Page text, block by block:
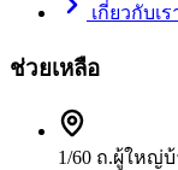
เกี่ยวกับเร
ช่วยเหลือ
1/60 ถ.ผู้ใหญ่